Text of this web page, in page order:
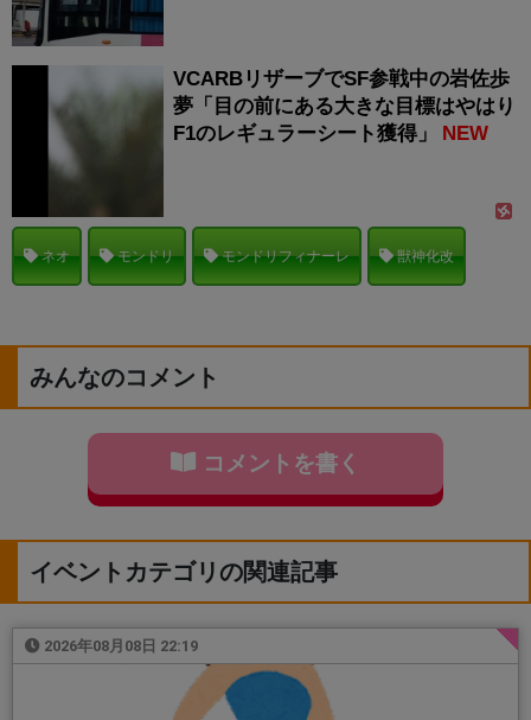
VCARBリザーブでSF参戦中の岩佐歩
夢「目の前にある大きな目標はやはり
F1のレギュラーシート獲得」
NEW
ネオ モンドリ モンドリフィナーレ 獣神化改
みんなのコメント
コメントを書く
イベントカテゴリの関連記事
2026年08月08日 22:19